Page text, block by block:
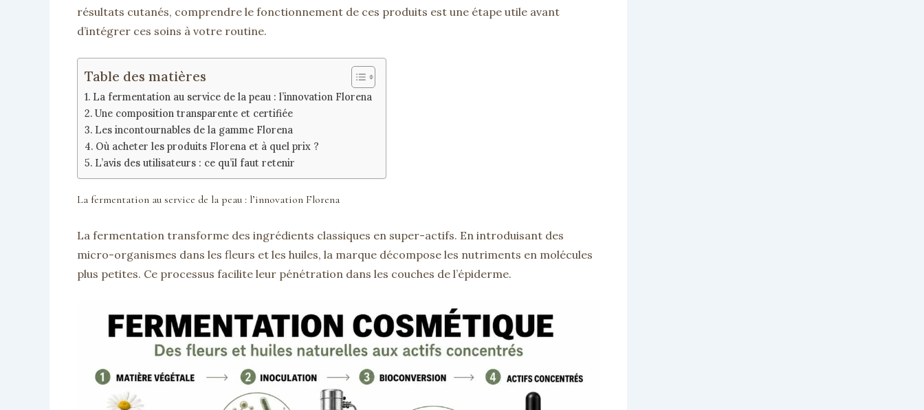
résultats cutanés, comprendre le fonctionnement de ces produits est une étape utile avant
d’intégrer ces soins à votre routine.
Table des matières
La fermentation au service de la peau : l’innovation Florena
Une composition transparente et certifiée
Les incontournables de la gamme Florena
Où acheter les produits Florena et à quel prix ?
L’avis des utilisateurs : ce qu’il faut retenir
La fermentation au service de la peau : l’innovation Florena
La fermentation transforme des ingrédients classiques en super-actifs. En introduisant des
micro-organismes dans les fleurs et les huiles, la marque décompose les nutriments en molécules
plus petites. Ce processus facilite leur pénétration dans les couches de l’épiderme.